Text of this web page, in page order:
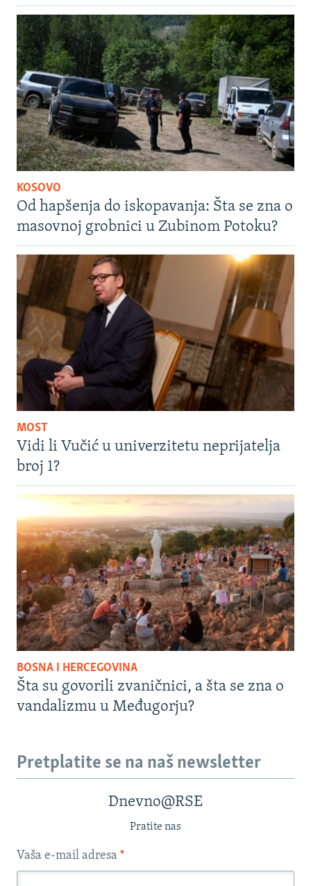
KOSOVO
Od hapšenja do iskopavanja: Šta se zna o
masovnoj grobnici u Zubinom Potoku?
MOST
Vidi li Vučić u univerzitetu neprijatelja
broj 1?
BOSNA I HERCEGOVINA
Šta su govorili zvaničnici, a šta se zna o
vandalizmu u Međugorju?
Pretplatite se na naš newsletter
Dnevno@RSE
Pratite nas
Vaša e-mail adresa *